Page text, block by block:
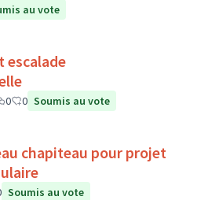
au vote
escalade
0 0 Soumis au vote
chapiteau pour projet
Soumis au vote